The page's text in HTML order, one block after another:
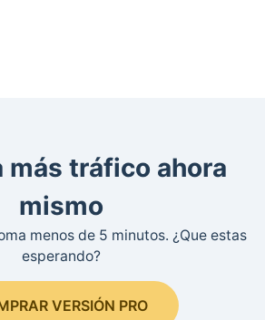
más tráfico ahora
mismo
menos de 5 minutos. ¿Que estas
esperando?
VERSIÓN PRO